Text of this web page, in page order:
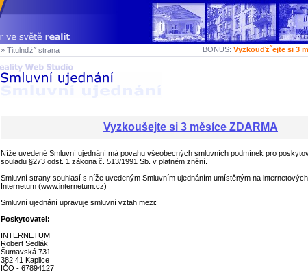
BONUS: Vyzkouďż˝ejte si 3
» Titulnďż˝ strana
Vyzkoušejte si 3 měsíce ZDARMA
Níže uvedené Smluvní ujednání má povahu všeobecných smluvních podmínek pro
souladu §273 odst. 1 zákona č. 513/1991 Sb. v platném znění.
Smluvní strany souhlasí s níže uvedeným Smluvním ujednáním umístěným na
Internetum (www.internetum.cz)
Smluvní ujednání upravuje smluvní vztah mezi:
Poskytovatel:
INTERNETUM
Robert Sedlák
Šumavská 731
382 41 Kaplice
IČO - 67894127